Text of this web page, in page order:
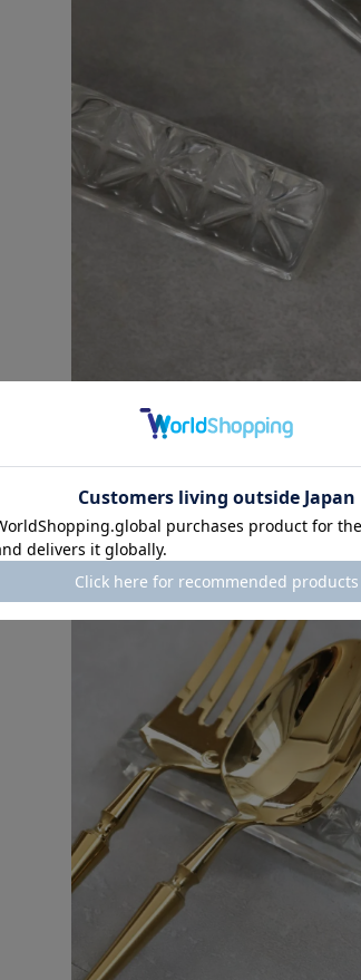
ガラスのカッティングに
光があたると、
きらきらしてとっても素敵！